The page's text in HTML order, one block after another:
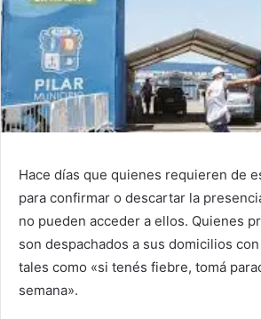
Hace días que quienes requieren de
para confirmar o descartar la
no pueden acceder a ellos. Quienes
son despachados a sus domicilios
tales como «si tenés fiebre, tomá
semana».